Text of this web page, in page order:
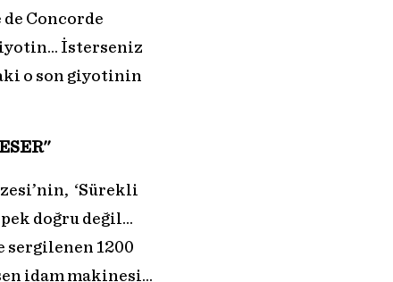
Concorde
İsterseniz
o son giyotinin
‘Sürekli
doğru değil…
sergilenen 1200
idam makinesi…